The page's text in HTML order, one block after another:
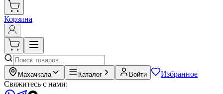
Корзина
Махачкала Каталог Войти
Избранное
Свяжитесь с нами: